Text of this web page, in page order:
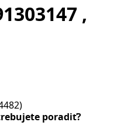
,
poradiť?